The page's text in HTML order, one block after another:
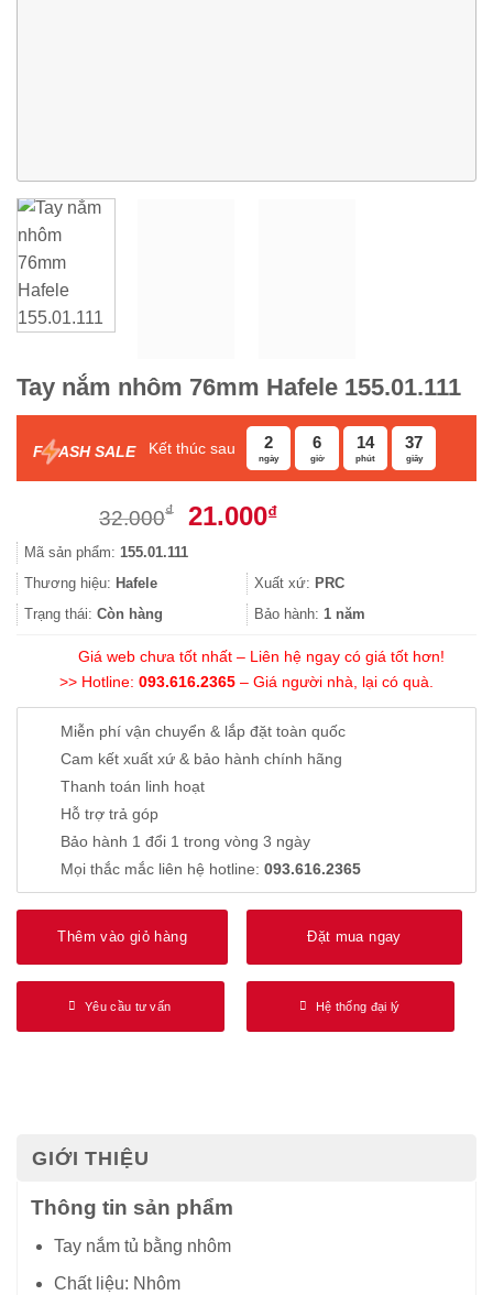
Tay nắm nhôm 76mm Hafele 155.01.111
F ASH SALE Kết thúc sau 2
ngày
6
giờ
14
phút
36
giây
32.000₫
Giá
là:
32.000₫.
21.000₫Giá
là:
21.000₫.
Mã sản phẩm: 155.01.111
Thương hiệu: Hafele Xuất xứ: PRC
Trạng thái: Còn hàng Bảo hành: 1 năm
Giá web chưa tốt nhất – Liên hệ ngay có giá tốt hơn!
>> Hotline: 093.616.2365 – Giá người nhà, lại có quà.
Miễn phí vận chuyển & lắp đặt toàn quốc
Cam kết xuất xứ & bảo hành chính hãng
Thanh toán linh hoạt
Hỗ trợ trả góp
Bảo hành 1 đổi 1 trong vòng 3 ngày
Mọi thắc mắc liên hệ hotline: 093.616.2365
Thêm vào giỏ hàng Đặt mua ngay
Yêu cầu tư vấn Hệ thống đại lý
GIỚI THIỆU
Thông tin sản phẩm
Tay nắm tủ bằng nhôm
Chất liệu: Nhôm